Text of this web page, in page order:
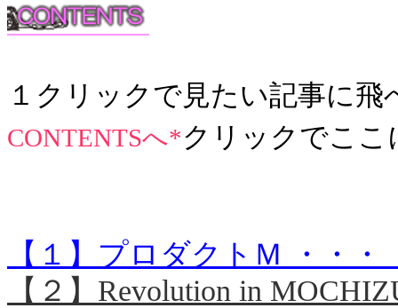
１クリックで見たい記事に
CONTENTSへ*クリックでここ
【１】プロダクトＭ ・・
【２】Revolution in